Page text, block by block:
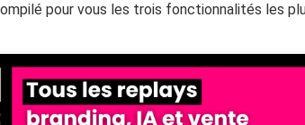
pour vous les trois fonctionnalités les